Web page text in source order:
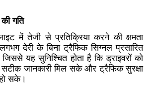
गति
में तेजी से प्रतिक्रिया करने की क्षमता
देरी के बिना ट्रैफिक सिग्नल प्रसारित
यह सुनिश्चित होता है कि ड्राइवरों को
जानकारी मिल सके और ट्रैफिक सुरक्षा
सके।